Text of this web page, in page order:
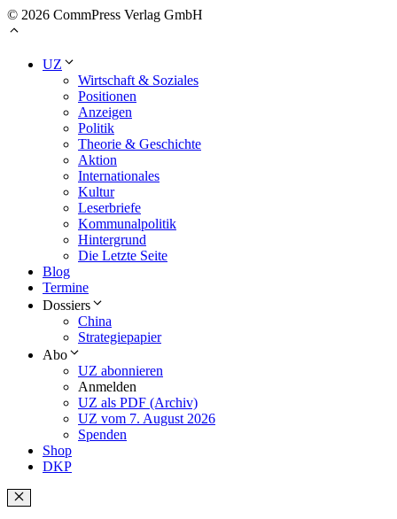
© 2026 CommPress Verlag GmbH
UZ
Wirtschaft & Soziales
Positionen
Anzeigen
Politik
Theorie & Geschichte
Aktion
Internationales
Kultur
Leserbriefe
Kommunalpolitik
Hintergrund
Die Letzte Seite
Blog
Termine
Dossiers
China
Strategiepapier
Abo
UZ abonnieren
Anmelden
UZ als PDF (Archiv)
UZ vom 7. August 2026
Spenden
Shop
DKP
Schließen